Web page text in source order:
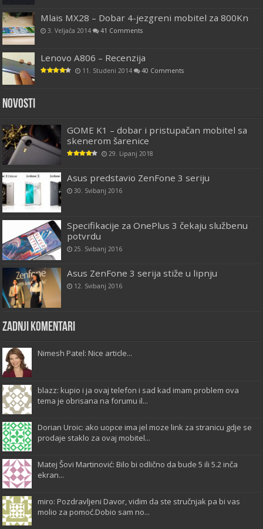
Mlais MX28 – Dobar 4-jezgreni mobitel za 800Kn
3. Veljača 2014 41 Comments
Lenovo A806 – Recenzija
11. Studeni 2014 40 Comments
Novosti
GOME K1 – dobar i pristupačan mobitel sa
skenerom šarenice
29. Lipanj 2018
Asus predstavio ZenFone 3 seriju
30. Svibanj 2016
Specifikacije za OnePlus 3 čekaju službenu
potvrdu
25. Svibanj 2016
Asus ZenFone 3 serija stiže u lipnju
12. Svibanj 2016
Zadnji komentari
Nimesh Patel: Nice article...
blazz: kupio i ja ovaj telefon i sad kad imam problem ova
tema je obrisana na forumu il...
Dorian Uroic: ako uopce ima jel moze link za stranicu gdje se
prodaje staklo za ovaj mobitel...
Matej Šovi Martinović: Bilo bi odlično da bude 5 ili 5.2 inča
ekran...
miro: Pozdravljeni Davor, vidim da ste stručnjak pa bi vas
molio za pomoć.Dobio sam no...